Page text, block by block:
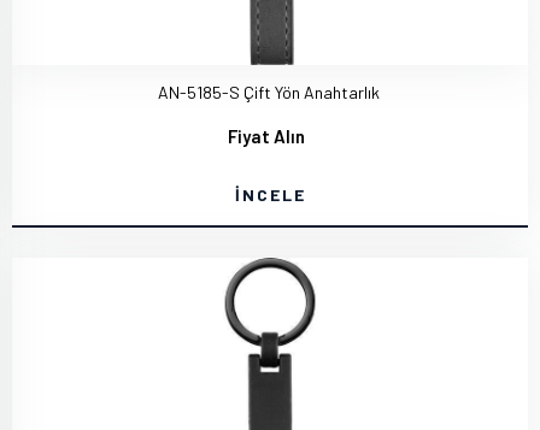
AN-5185-S Çift Yön Anahtarlık
Fiyat Alın
İNCELE